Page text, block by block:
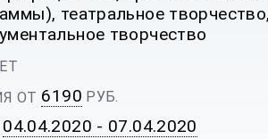
театральное
творчество
ОТ 6190 РУБ.
04.04.2020 - 07.04.2020